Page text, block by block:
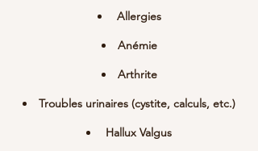
Allergies
Anémie
Arthrite
Troubles urinaires (cystite, calculs, etc.)
Hallux Valgus